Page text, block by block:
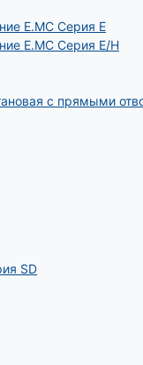
E.MC Серия E
E.MC Серия E/H
с прямыми
SD